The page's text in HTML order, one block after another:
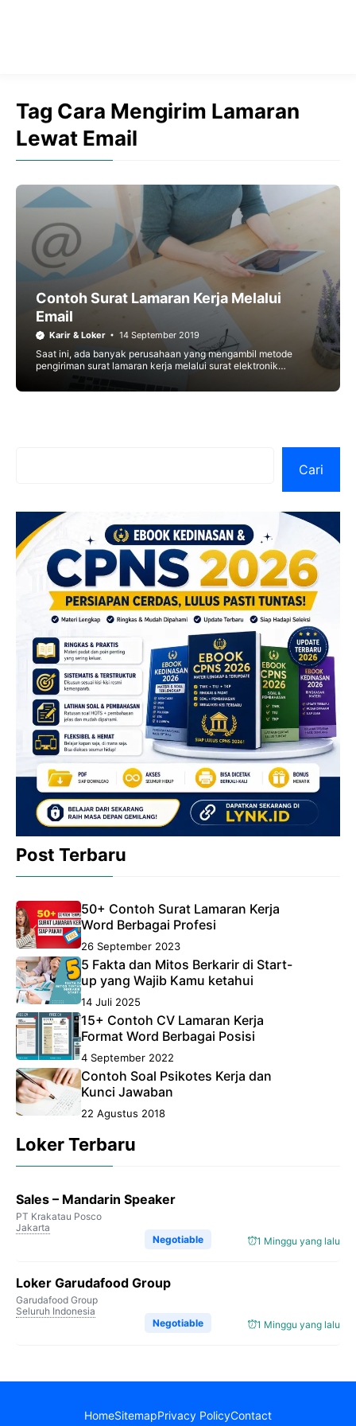
Tag Cara Mengirim Lamaran
Lewat Email
Contoh Surat Lamaran Kerja Melalui
Email
Karir & Loker 14 September 2019
Saat ini, ada banyak perusahaan yang mengambil metode
pengiriman surat lamaran kerja melalui surat elektronik
kerja melalui
Cari
Post Terbaru
50+ Contoh Surat Lamaran Kerja
Word Berbagai Profesi
26 September 2023
5 Fakta dan Mitos Berkarir di Start-
up yang Wajib Kamu ketahui
14 Juli 2025
15+ Contoh CV Lamaran Kerja
Format Word Berbagai Posisi
4 September 2022
Contoh Soal Psikotes Kerja dan
Kunci Jawaban
22 Agustus 2018
Loker Terbaru
Sales – Mandarin Speaker
PT Krakatau Posco
Jakarta
1 Minggu yang lalu
Negotiable
Loker Garudafood Group
Garudafood Group
Seluruh Indonesia
1 Minggu yang lalu
Negotiable
HomeSitemapPrivacy PolicyContact